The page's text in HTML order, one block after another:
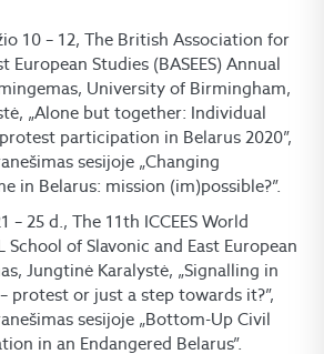
10 – 12, The British Association for
European Studies (BASEES) Annual
University of Birmingham,
„Alone but together: Individual
participation in Belarus 2020”,
sesijoje „Changing
in Belarus: mission (im)possible?”.
– 25 d., The 11th ICCEES World
School of Slavonic and East European
Jungtinė Karalystė, „Signalling in
protest or just a step towards it?”,
sesijoje „Bottom-Up Civil
in an Endangered Belarus”.